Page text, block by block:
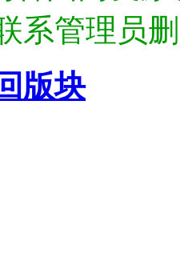
系管理员
版块